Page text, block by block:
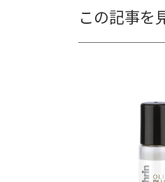
この記事を